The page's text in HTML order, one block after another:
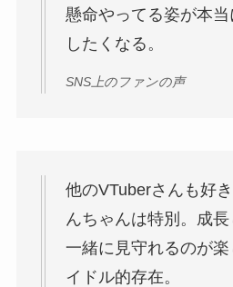
懸命やってる姿が本
したくなる。
SNS上のファンの声
他のVTuberさんも好
んちゃんは特別。成
一緒に見守れるのが
イドル的存在。